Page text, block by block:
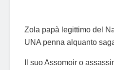
Zola papà legittimo del
UNA penna alquanto
Il suo Assomoir o